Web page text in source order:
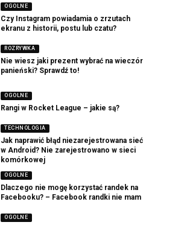
OGOLNE
Czy Instagram powiadamia o zrzutach
ekranu z historii, postu lub czatu?
ROZRYWKA
Nie wiesz jaki prezent wybrać na wieczór
panieński? Sprawdź to!
OGOLNE
Rangi w Rocket League – jakie są?
TECHNOLOGIA
Jak naprawić błąd niezarejestrowana sieć
w Android? Nie zarejestrowano w sieci
komórkowej
OGOLNE
Dlaczego nie mogę korzystać randek na
Facebooku? – Facebook randki nie mam
OGOLNE